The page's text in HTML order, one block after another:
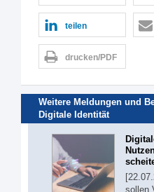
teilen
drucken/PDF
Weitere Meldungen und
Digitale Identität
sollen